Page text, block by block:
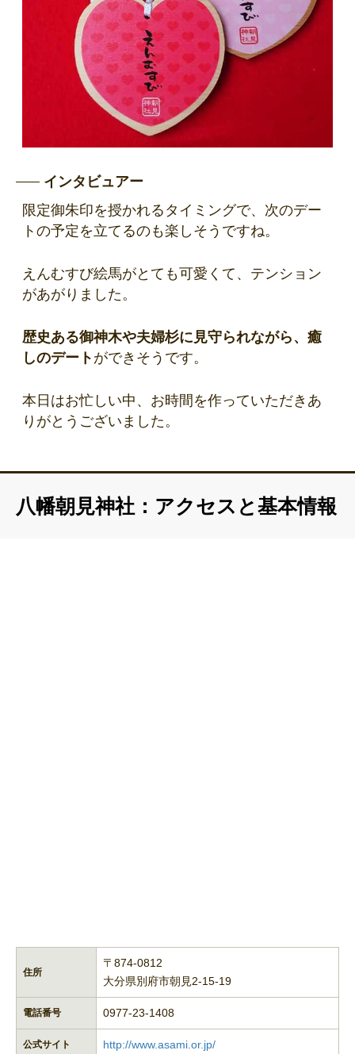
インタビュアー
限定御朱印を授かれるタイミングで、次のデー
トの予定を立てるのも楽しそうですね。
えんむすび絵馬がとても可愛くて、テンション
があがりました。
歴史ある御神木や夫婦杉に見守られながら、癒
しのデート ができそうです。
本日はお忙しい中、お時間を作っていただきあ
りがとうございました。
八幡朝見神社：アクセスと基本情報
住所
〒874-0812
大分県別府市朝見2-15-19
電話番号 0977-23-1408
公式サイト http://www.asami.or.jp/